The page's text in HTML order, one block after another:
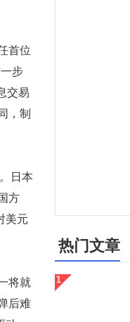
首位
步
交易
，制
日本
方
美元
将就
后难
热门文章